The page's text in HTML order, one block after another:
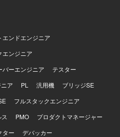
Objective-C、Swiftを用いた
エンドエンジニア
エンジニア
バーエンジニア
テスター
ア PL 汎用機
ブリッジSE
フルスタックエンジニア
PMO
プロダクトマネージャー
ター
デバッカー